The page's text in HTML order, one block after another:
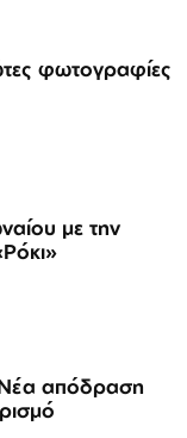
φωτογραφίες
με την